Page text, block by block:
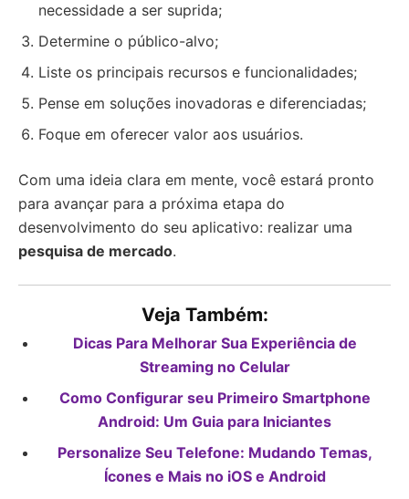
necessidade a ser suprida;
Determine o público-alvo;
Liste os principais recursos e funcionalidades;
Pense em soluções inovadoras e diferenciadas;
Foque em oferecer valor aos usuários.
Com uma ideia clara em mente, você estará pronto
para avançar para a próxima etapa do
desenvolvimento do seu aplicativo: realizar uma
pesquisa de mercado.
Veja Também:
Dicas Para Melhorar Sua Experiência de
Streaming no Celular
Como Configurar seu Primeiro Smartphone
Android: Um Guia para Iniciantes
Personalize Seu Telefone: Mudando Temas,
Ícones e Mais no iOS e Android